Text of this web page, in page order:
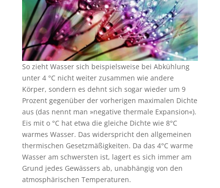
So zieht Wasser sich beispielsweise bei Abkühlung
unter 4 °C nicht weiter zusammen wie andere
Körper, sondern es dehnt sich sogar wieder um 9
Prozent gegenüber der vorherigen maximalen Dichte
aus (das nennt man »negative thermale Expansion«).
Eis mit o °C hat etwa die gleiche Dichte wie 8°C
warmes Wasser. Das widerspricht den allgemeinen
thermischen Gesetzmäßigkeiten. Da das 4°C warme
Wasser am schwersten ist, lagert es sich immer am
Grund jedes Gewässers ab, unabhängig von den
atmosphärischen Temperaturen.